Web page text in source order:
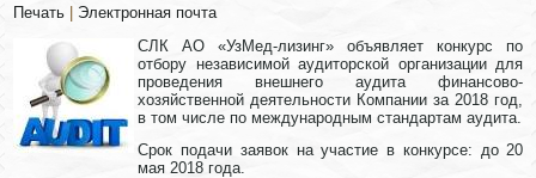
Печать
Электронная почта
СЛК АО «УзМед-лизинг» объявляет конкурс по
отбору независимой аудиторской организации для
проведения внешнего аудита финансово-
хозяйственной деятельности Компании за 2018 год,
в том числе по международным стандартам аудита.
Срок подачи заявок на участие в конкурсе: до 20
мая 2018 года.